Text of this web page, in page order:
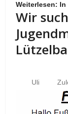
Weiterlesen:
Wir
Uli